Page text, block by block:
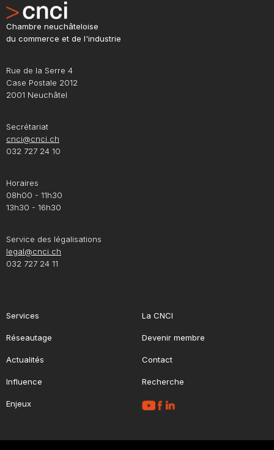
Chambre neuchâteloise
du commerce et de l'industrie
Rue de la Serre 4
Case Postale 2012
2001 Neuchâtel
Secrétariat
cnci@cnci.ch
032 727 24 10
Horaires
08h00 - 11h30
13h30 - 16h30
Service des légalisations
legal@cnci.ch
032 727 24 11
Services
Réseautage
Actualités
Influence
Enjeux
La CNCI
Devenir membre
Contact
Recherche